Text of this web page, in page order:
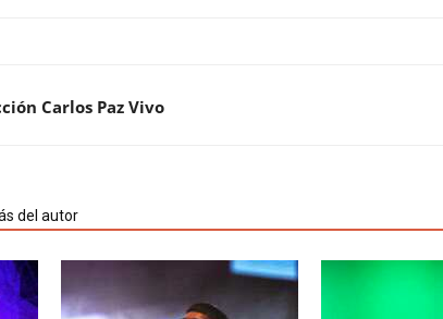
Carlos Paz Vivo
del autor